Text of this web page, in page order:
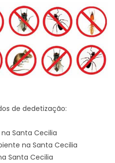
de dedetização:
Santa Cecilia
na Santa Cecilia
Santa Cecilia